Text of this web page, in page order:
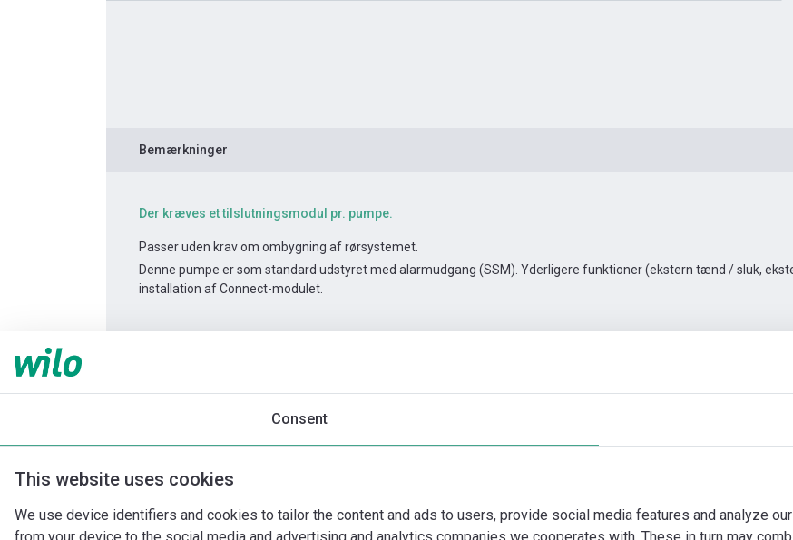
Consent
This website uses cookies
We use device identifiers and cookies to tailor the content and ads to users, provide social media features and analyze
Bemærkninger
Der kræves et tilslutningsmodul pr. pumpe.
Passer uden krav om ombygning af rørsystemet.
Denne pumpe er som standard udstyret med alarmudgang (SSM). Yderligere funktioner (ekstern tænd / sluk,
installation af Connect-modulet.